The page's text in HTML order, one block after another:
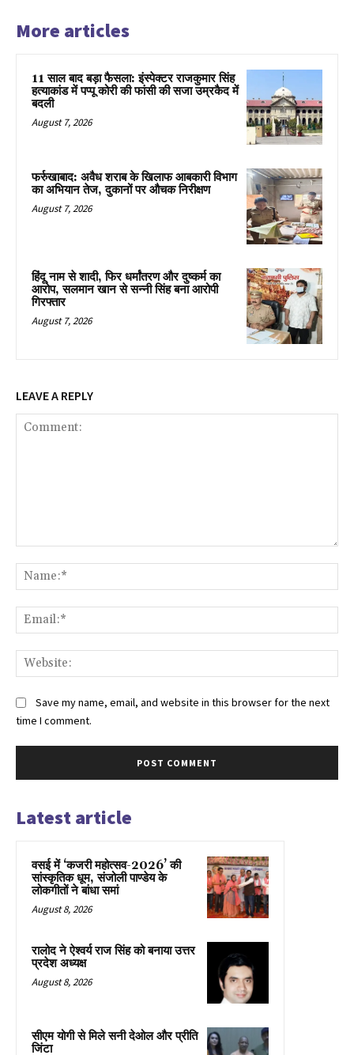
More articles
11 साल बाद बड़ा फैसला: इंस्पेक्टर राजकुमार सिंह
हत्याकांड में पप्पू कोरी की फांसी की सजा उम्रकैद में
बदली
August 7, 2026
फर्रुखाबाद: अवैध शराब के खिलाफ आबकारी विभाग
का अभियान तेज, दुकानों पर औचक निरीक्षण
August 7, 2026
हिंदू नाम से शादी, फिर धर्मांतरण और दुष्कर्म का
आरोप, सलमान खान से सन्नी सिंह बना आरोपी
गिरफ्तार
August 7, 2026
LEAVE A REPLY
Save my name, email, and website in this browser for the next
time I comment.
Latest article
वसई में ‘कजरी महोत्सव-2026’ की
सांस्कृतिक धूम, संजोली पाण्डेय के
लोकगीतों ने बांधा समां
August 8, 2026
रालोद ने ऐश्वर्य राज सिंह को बनाया उत्तर
प्रदेश अध्यक्ष
August 8, 2026
सीएम योगी से मिले सनी देओल और प्रीति
जिंटा